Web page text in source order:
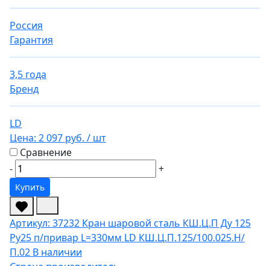
Россия
Гарантия
3,5 года
Бренд
LD
Цена: 2 097 руб. / шт
Сравнение
-
+
Купить
Артикул: 37232 Кран шаровой сталь КШ.Ц.П Ду 125
Ру25 п/привар L=330мм LD КШ.Ц.П.125/100.025.Н/
П.02 В наличии